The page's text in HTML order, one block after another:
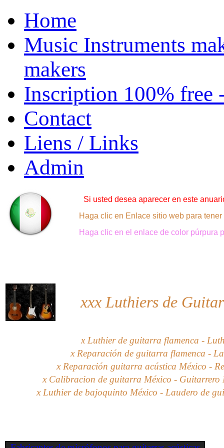
Home
Music Instruments
makers
Inscription 100% free
Contact
Liens / Links
Admin
Si usted desea aparecer en este
Haga clic en Enlace sitio web para
Haga clic en el enlace de color púrpura
xxx Luthiers de
x Luthier de guitarra flamenca -
x Reparación de guitarra flamenca -
x Reparación guitarra acústica México -
x Calibracion de guitarra México -
x Luthier de bajoquinto México - Laudero de